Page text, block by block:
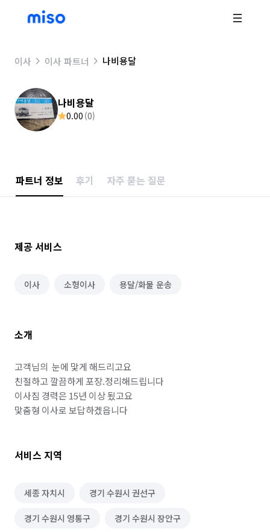
이사 이사 파트너 나비용달
나비용달
0.00 (0)
파트너 정보 후기 자주 묻는 질문
제공 서비스
이사 소형이사 용달/화물 운송
소개
고객님의  눈에 맟게 해드리고요
친절하고 깔끔하게 포장.정리해드립니다
이사짐 경력은 15년 이상 됬고요
맟춤형 이사로 보답하겠읍니다
서비스 지역
세종 자치시 경기 수원시 권선구
경기 수원시 영통구 경기 수원시 장안구